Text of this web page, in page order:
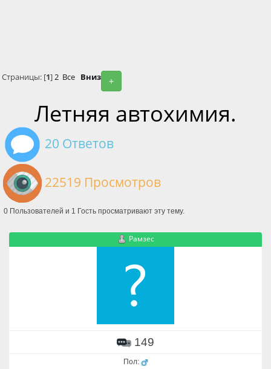
+
Страницы: [1]2 Все Вниз
Летняя автохимия.
20 Ответов
22519 Просмотров
0 Пользователей и 1 Гость просматривают эту тему.
Рамзес
149
Пол: